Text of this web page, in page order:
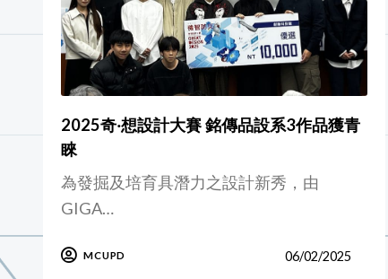
2025奇‧想設計大賽 銘傳品設系3作品獲青
睞
為發掘及培育具潛力之設計新秀，由
GIGA…
MCUPD 06/02/2025